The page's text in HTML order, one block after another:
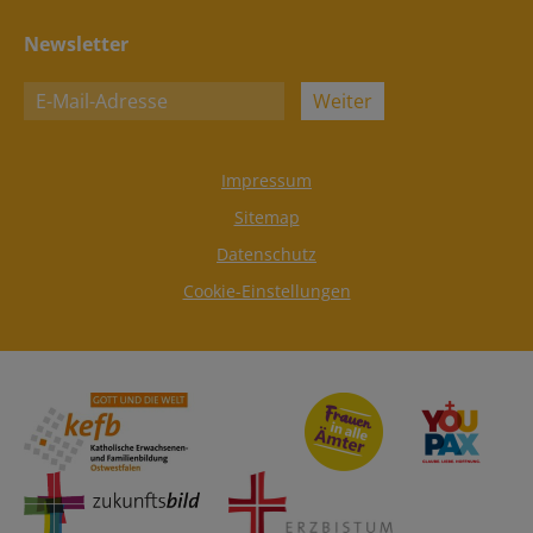
Newsletter
Weiter
Impressum
Sitemap
Datenschutz
Cookie-Einstellungen